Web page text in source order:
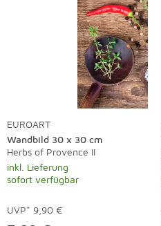
EUROART
Wandbild 30 x 30 cm
Herbs of Provence II
inkl. Lieferung
sofort verfügbar
UVP* 9,90 €